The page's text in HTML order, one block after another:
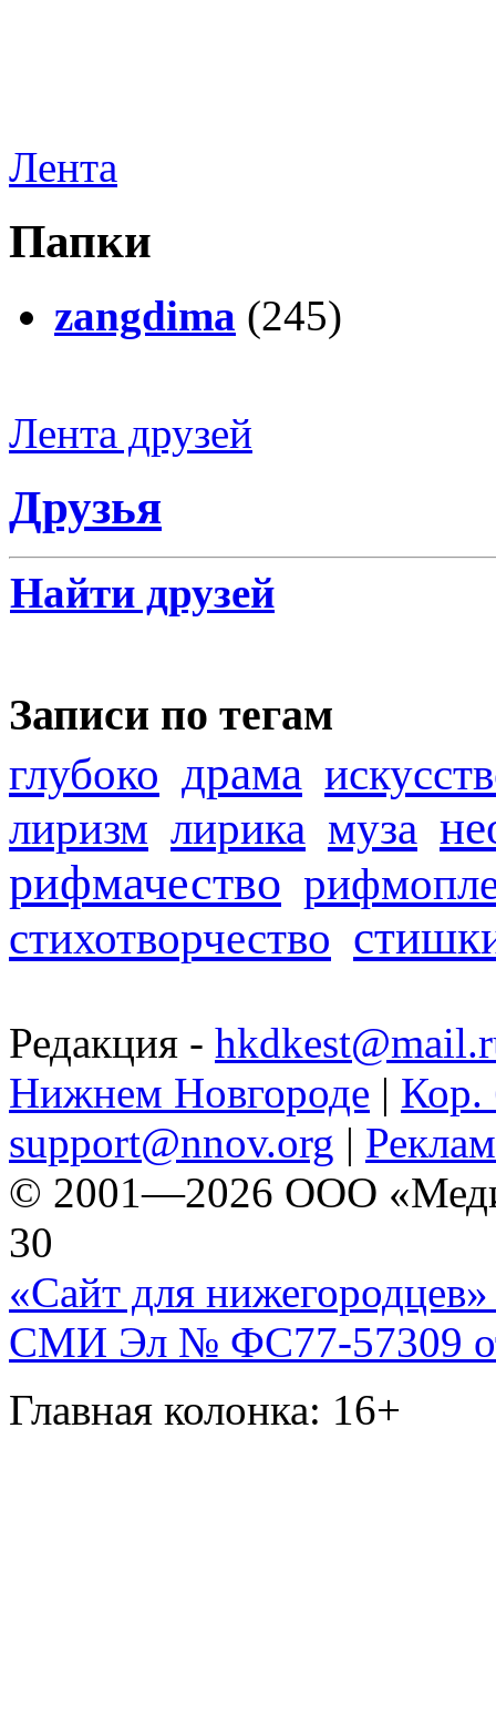
Лента
Папки
zangdima (245)
Лента друзей
Друзья
Найти друзей
Записи по тегам
глубоко драма
лиризм лирика муза
рифмачество
стихотворчество
Редакция -
Нижнем Новгороде | Кор.
support@nnov.org |
© 2001—2026 ООО
30
«Сайт для нижегородцев»
СМИ Эл № ФС77-57309
Главная колонка: 16+